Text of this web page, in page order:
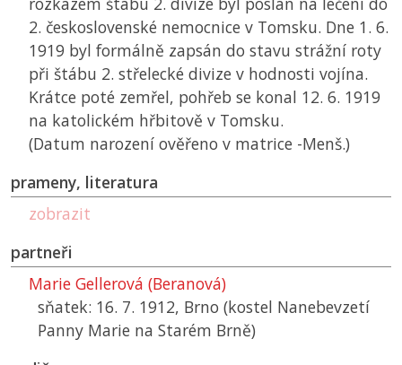
2. československé nemocnice v Tomsku. Dne 1. 6.
1919 byl formálně zapsán do stavu strážní roty
při štábu 2. střelecké divize v hodnosti vojína.
Krátce poté zemřel, pohřeb se konal 12. 6. 1919
na katolickém hřbitově v Tomsku.
(Datum narození ověřeno v matrice -Menš.)
prameny, literatura
zobrazit
partneři
Marie Gellerová (Beranová)
sňatek: 16. 7. 1912, Brno (kostel Nanebevzetí
Panny Marie na Starém Brně)